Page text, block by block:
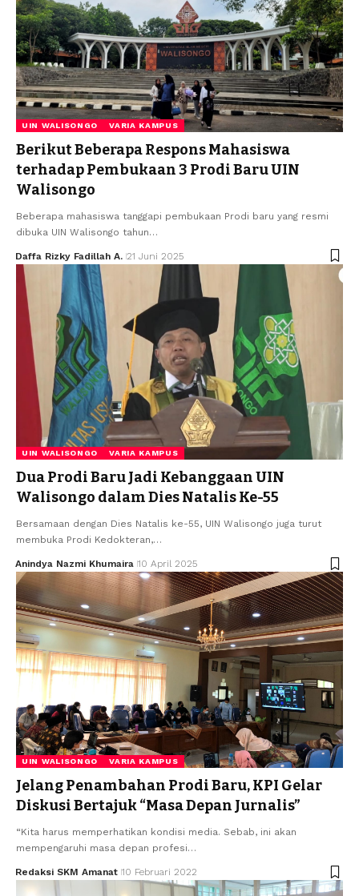
UIN WALISONGO VARIA KAMPUS
Berikut Beberapa Respons Mahasiswa
terhadap Pembukaan 3 Prodi Baru UIN
Walisongo
Beberapa mahasiswa tanggapi pembukaan Prodi baru yang resmi
dibuka UIN Walisongo tahun…
Daffa Rizky Fadillah A. 21 Juni 2025
UIN WALISONGO VARIA KAMPUS
Dua Prodi Baru Jadi Kebanggaan UIN
Walisongo dalam Dies Natalis Ke-55
Bersamaan dengan Dies Natalis ke-55, UIN Walisongo juga turut
membuka Prodi Kedokteran,…
Anindya Nazmi Khumaira 10 April 2025
UIN WALISONGO VARIA KAMPUS
Jelang Penambahan Prodi Baru, KPI Gelar
Diskusi Bertajuk “Masa Depan Jurnalis”
“Kita harus memperhatikan kondisi media. Sebab, ini akan
mempengaruhi masa depan profesi…
Redaksi SKM Amanat 10 Februari 2022